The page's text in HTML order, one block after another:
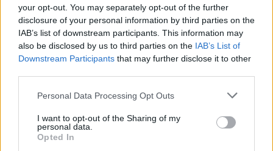
your opt-out. You may separately opt-out of the further
disclosure of your personal information by third parties on the
IAB’s list of downstream participants. This information may
also be disclosed by us to third parties on the IAB’s List of
Downstream Participants that may further disclose it to other
Please note that this website/app uses one or more Google
not limited to your visit or usage behaviour. You may click to
grant or deny consent to Google and its third-party tags to
use your data for below specified purposes in below Google
Personal Data Processing Opt Outs
I want to opt-out of the Sharing of my
personal data.
Opted In
συμβαίνουν. O διασυρμός μιας χώρας γίνεται εξ
άλλων λόγων όχι εξ αυτών. Ας προσέχουμε την
οικονομία μας και τις πολιτικές μας έξω… τα
υπόλοιπα περιστατικά συμβαίνουν σε οποιαδήποτε
χώρα.